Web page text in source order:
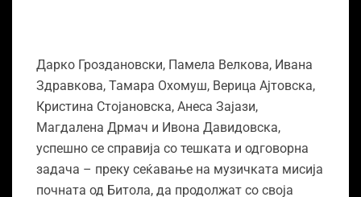
Дарко Гроздановски, Памела Велкова, Ивана
Здравкова, Тамара Охомуш, Верица Ајтовска,
Кристина Стојановска, Анеса Зајази,
Магдалена Дрмач и Ивона Давидовска,
успешно се справија со тешката и одговорна
задача – преку сеќавање на музичката мисија
почната од Битола, да продолжат со своја